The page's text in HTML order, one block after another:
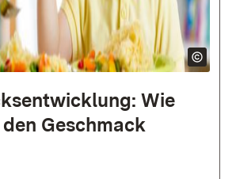
Wie
Geschmack